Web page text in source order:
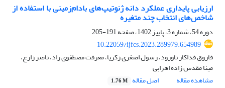
ارزیابی پایداری عملکرد دانه ژنوتیپ‌های بادام‌زمینی با استفاده از
شاخص‌های انتخاب چند متغیره
دوره 54، شماره 3، پاییز 1402، صفحه
191-205
10.22059/ijfcs.2023.289979.654989
فاروق فداکار ناورود، رسول اصغری زکریا، معرفت مصطفوی راد، ناصر زارع،
مینا مقدس زاده اهرابی
مشاهده مقاله
اصل مقاله 1.76 M